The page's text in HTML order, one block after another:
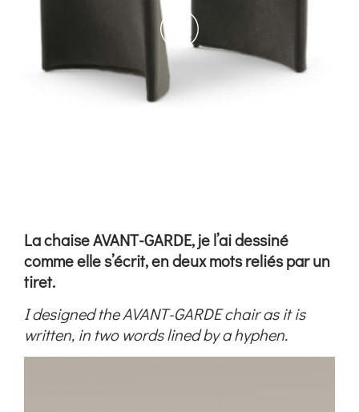
La chaise AVANT-GARDE, je l’ai dessiné
comme elle s’écrit, en deux mots reliés par un
tiret.
I designed the AVANT-GARDE chair as it is
written, in two words lined by a hyphen.